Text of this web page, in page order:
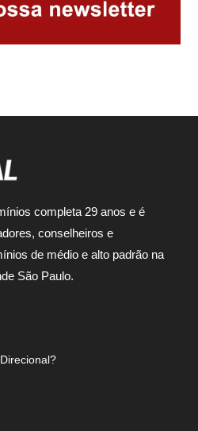
completa 29 anos e é
conselheiros e
de médio e alto padrão na
São Paulo.